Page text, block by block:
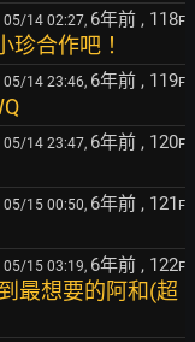
05/14 02:27, 6年前 , 118F
珍合作吧！
05/14 23:46, 6年前 , 119F
05/14 23:47, 6年前 , 120F
05/15 00:50, 6年前 , 121 F
05/15 03:19, 6年前 , 122F
最想要的阿和(超